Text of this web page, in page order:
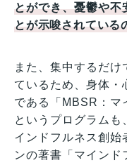
とができ、憂鬱や不
とが示唆されている
また、集中するだ
ているため、身体・
である「MBSR：マ
というプログラムも
インドフルネス創始
ンの著書「マイン